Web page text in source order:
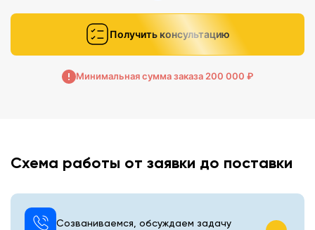
Получить консультацию
Минимальная сумма заказа 200 000 ₽
Схема работы от заявки до поставки
Созваниваемся, обсуждаем задачу